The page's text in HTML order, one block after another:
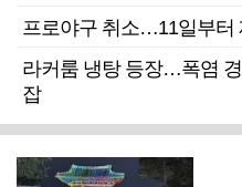
프로야구 취소…11일부터
라커룸 냉탕 등장…폭염
잡